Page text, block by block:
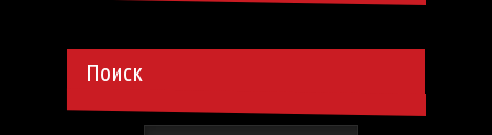
Поиск